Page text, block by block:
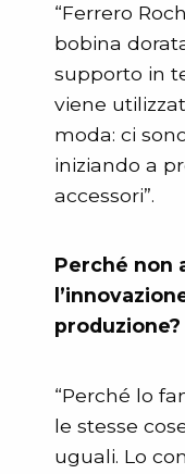
“Ferrero
bobina
supporto in
viene
moda: ci
iniziando a
accessori”.
Perché non
produzione?
“Perché lo
le stesse
uguali. Lo